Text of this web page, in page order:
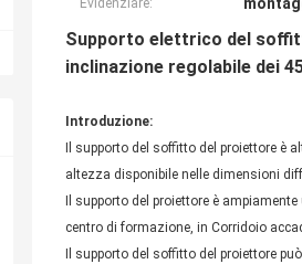
Evidenziare:
Supporto elettrico del
inclinazione regolabile dei
Introduzione:
Il supporto del soffitto del proiettore è
altezza disponibile nelle dimensioni
Il supporto del proiettore è
centro di formazione, in Corridoio
Il supporto del soffitto del proiettore